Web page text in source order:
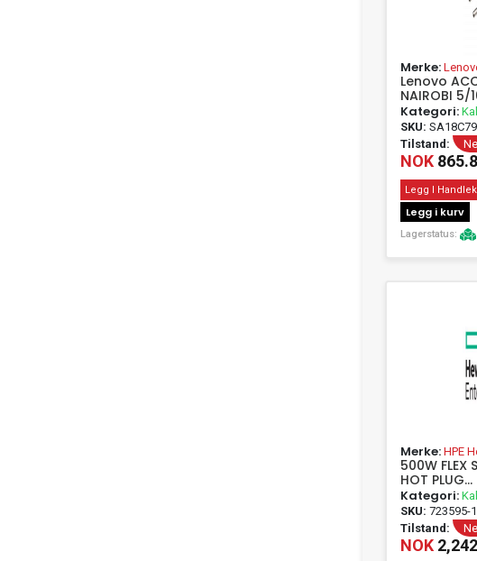
Merke:
Lenovo
NAIROBI 5/
Kategori:
passivt utstyr
SKU:
Tilstand:
NOK
Legg I
Legg i kurv
Lagerstatus:
Merke: HPE
Enterprise
500W FLEX
HOT PLUG
Kategori:
passivt utstyr
SKU: 723595-
Tilstand:
NOK